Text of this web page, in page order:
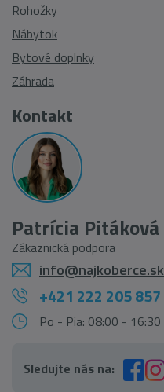
Rohožky
Nábytok
Bytové doplnky
Záhrada
Kontakt
Patrícia Pitáková
Zákaznická podpora
info@najkoberce.sk
+421 222 205 857
Po - Pia: 08:00 - 16:30
Sledujte nás na: